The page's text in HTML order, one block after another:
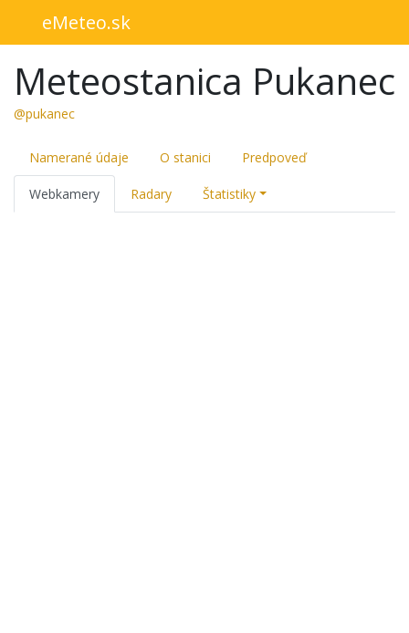
eMeteo.sk
Meteostanica Pukanec
@pukanec
Namerané údaje O stanici Predpoveď
Webkamery Radary Štatistiky